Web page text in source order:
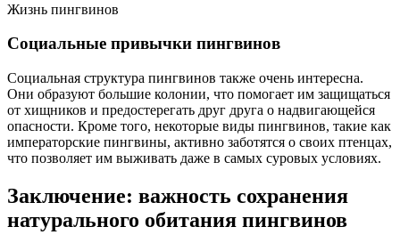
Жизнь пингвинов
Социальные привычки пингвинов
Социальная структура пингвинов также очень интересна.
Они образуют большие колонии, что помогает им защищаться
от хищников и предостерегать друг друга о надвигающейся
опасности. Кроме того, некоторые виды пингвинов, такие как
императорские пингвины, активно заботятся о своих птенцах,
что позволяет им выживать даже в самых суровых условиях.
Заключение: важность сохранения
натурального обитания пингвинов